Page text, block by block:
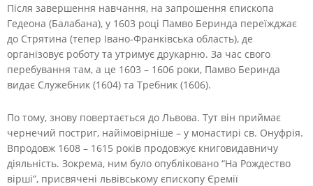
Після завершення навчання, на запрошення єпископа
Гедеона (Балабана), у 1603 році Памво Беринда переїжджає
до Стрятина (тепер Івано-Франківська область), де
організовує роботу та утримує друкарню. За час свого
перебування там, а це 1603 – 1606 роки, Памво Беринда
видає Служебник (1604) та Требник (1606).
По тому, знову повертається до Львова. Тут він приймає
чернечий постриг, найімовірніше – у монастирі св. Онуфрія.
Впродовж 1608 – 1615 років продовжує книговидавничу
діяльність. Зокрема, ним було опубліковано “На Рождество
вірші”, присвячені львівському єпископу Єремії